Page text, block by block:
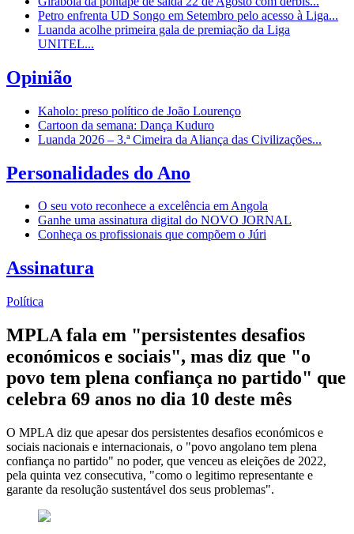
Petro enfrenta UD Songo em Setembro pelo acesso à Liga...
Luanda acolhe primeira gala de premiação da Liga
UNITEL...
Opinião
Kaholo: preso político de João Lourenço
Cartoon da semana: Dança Kuduro
Luanda 2026 – 3.ª Cimeira da Aliança das Civilizações...
Personalidades do Ano
O seu voto reconhece a excelência em Angola
Ganhe uma assinatura digital do NOVO JORNAL
Conheça os profissionais que compõem o Júri
Assinatura
Política
MPLA fala em "persistentes desafios
económicos e sociais", mas diz que "o
povo tem plena confiança no partido" que
celebra 69 anos no dia 10 deste mês
O MPLA diz que apesar dos persistentes desafios económicos e
sociais nacionais e internacionais, o "povo angolano tem plena
confiança no partido" no poder, que venceu as eleições de 2022,
pela quinta vez consecutiva, "como o legitimo representante e
garante da resolução sustentável dos seus problemas".